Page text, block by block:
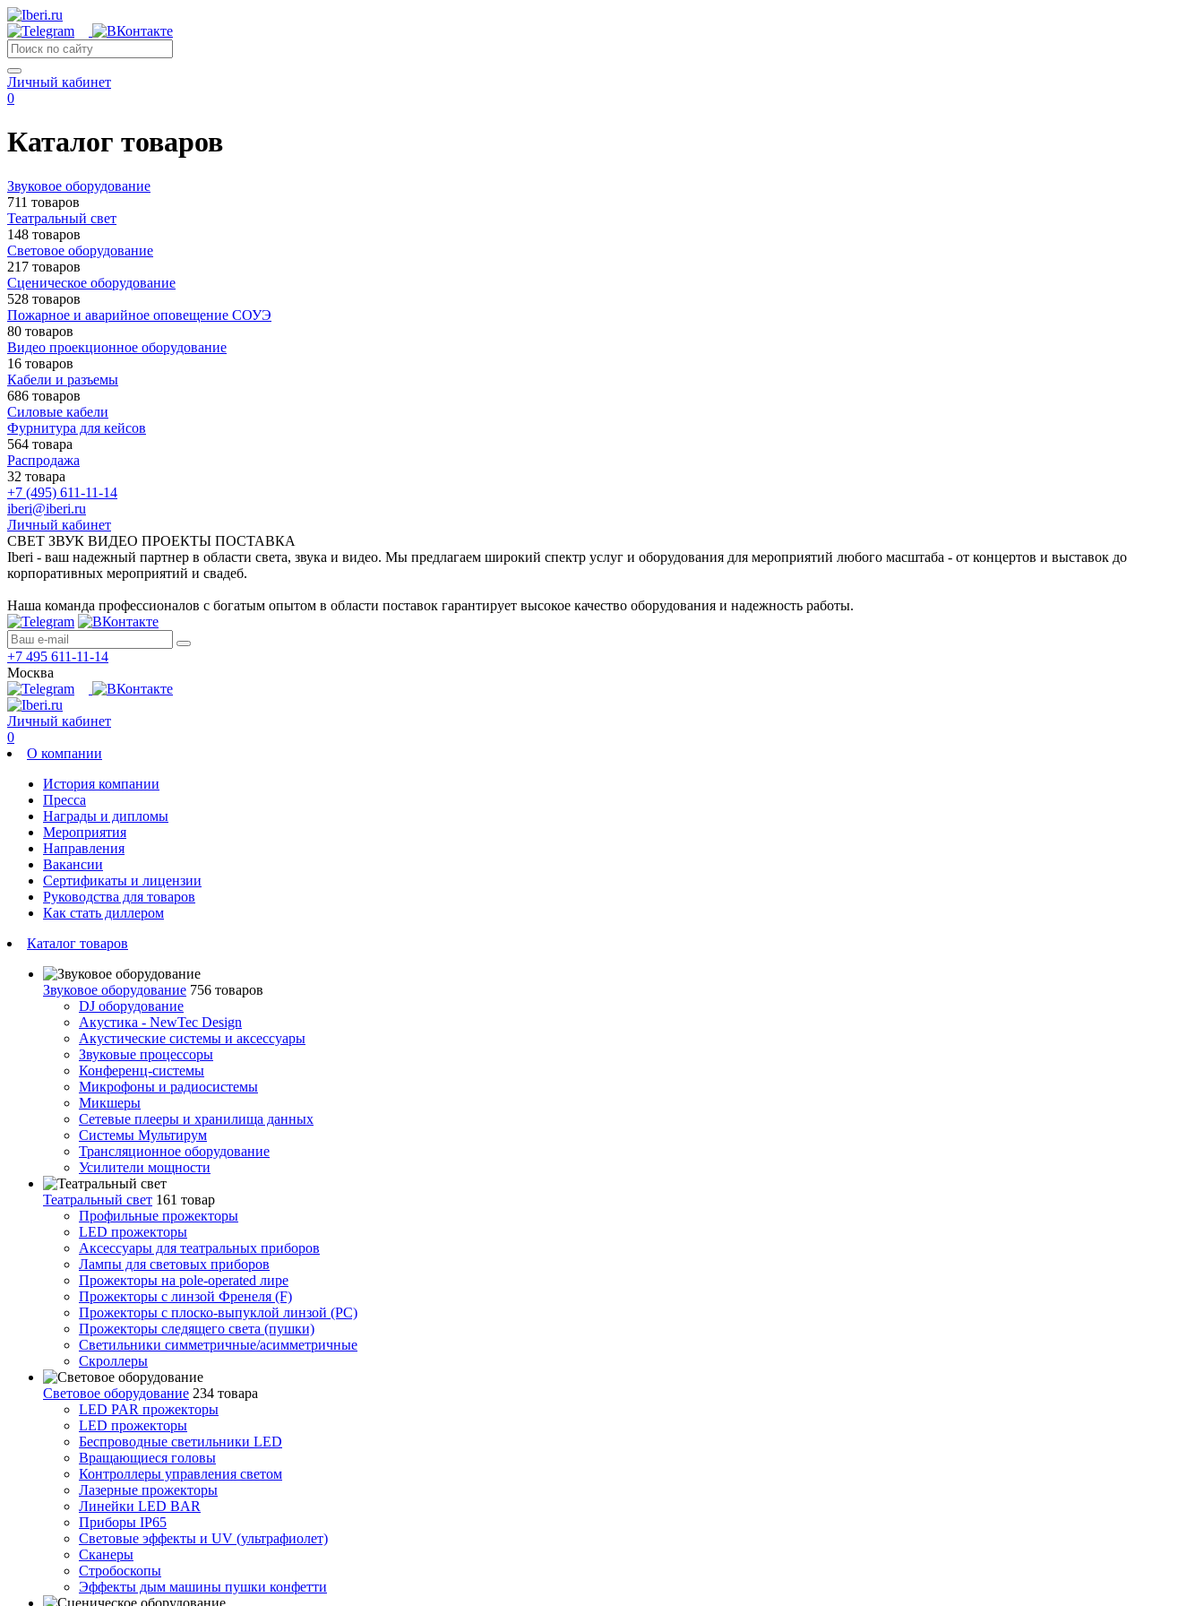
Личный кабинет
0
Каталог товаров
Звуковое оборудование
711 товаров
Театральный свет
148 товаров
Световое оборудование
217 товаров
Сценическое оборудование
528 товаров
Пожарное и аварийное оповещение СОУЭ
80 товаров
Видео проекционное оборудование
16 товаров
Кабели и разъемы
686 товаров
Силовые кабели
Фурнитура для кейсов
564 товара
Распродажа
32 товара
+7 (495) 611-11-14
iberi@iberi.ru
Личный кабинет
СВЕТ ЗВУК ВИДЕО ПРОЕКТЫ ПОСТАВКА
Iberi - ваш надежный партнер в области света, звука и видео. Мы предлагаем широкий спектр услуг и оборудования для мероприятий любого масштаба - от концертов и выставок до
корпоративных мероприятий и свадеб.
Наша команда профессионалов с богатым опытом в области поставок гарантирует высокое качество оборудования и надежность работы.
+7 495 611-11-14
Москва
Личный кабинет
0
О компании
История компании
Пресса
Награды и дипломы
Мероприятия
Направления
Вакансии
Сертификаты и лицензии
Руководства для товаров
Как стать диллером
Каталог товаров
Звуковое оборудование 756 товаров
DJ оборудование
Акустика - NewTec Design
Акустические системы и аксессуары
Звуковые процессоры
Конференц-системы
Микрофоны и радиосистемы
Микшеры
Сетевые плееры и хранилища данных
Системы Мультирум
Трансляционное оборудование
Усилители мощности
Театральный свет 161 товар
Профильные прожекторы
LED прожекторы
Аксессуары для театральных приборов
Лампы для световых приборов
Прожекторы на pole-operated лире
Прожекторы с линзой Френеля (F)
Прожекторы с плоско-выпуклой линзой (PC)
Прожекторы следящего света (пушки)
Светильники симметричные/асимметричные
Скроллеры
Световое оборудование 234 товара
LED PAR прожекторы
LED прожекторы
Беспроводные светильники LED
Вращающиеся головы
Контроллеры управления светом
Лазерные прожекторы
Линейки LED BAR
Приборы IP65
Световые эффекты и UV (ультрафиолет)
Сканеры
Стробоскопы
Эффекты дым машины пушки конфетти